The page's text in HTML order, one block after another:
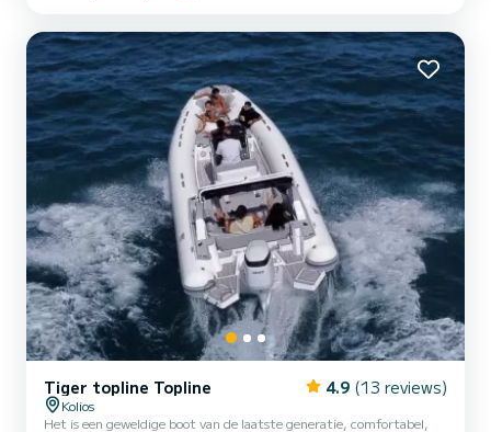
Tiger topline Topline 4.9 (13 reviews)
Kolios
Het is een geweldige boot van de laatste generatie, comfortabel,